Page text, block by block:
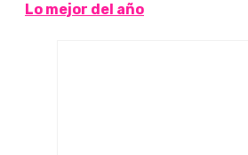
Lo mejor del año